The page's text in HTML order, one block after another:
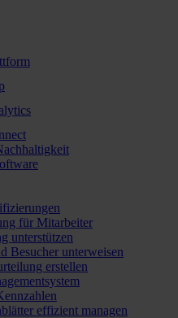
für Mitarbeiter
unterstützen
Besucher unterweisen
erstellen
effizient managen